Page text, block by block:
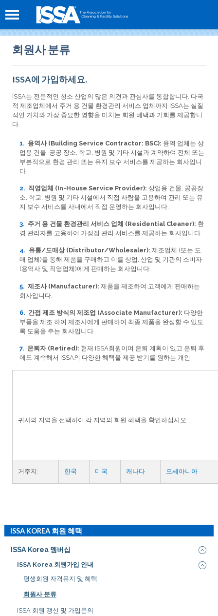
회원사 분류
ISSA에 가입하세요.
ISSA는 전문적인 청소 산업의 많은 의견과 관심사를 통합합니다. 다국
적 제조업체에서 주거 용 건물 환경관리 서비스 업체까지 ISSA는 실질
적인 가치와 가장 중요한 영향을 미치는 회원 혜택과 기회를 제공합니
다.
용역사 (Building Service Contractor: BSC): 용역 업체는 상
업용 건물, 공공 장소, 학교, 병원 및 기타 시설과 계약하여 전체 또는
부분적으로 환경 관리 또는 유지 보수 서비스를 제공하는 회사입니
다.
직영업체 (In-House Service Provider):상업용 건물, 공공장
소, 학교, 병원 및 기타 시설에서 직접 사람을 고용하여 관리 또는 유
지 보수 서비스를 사내에서 직접 운영하는 회사입니다.
주거 용 건물 환경관리서비스 업체 (Residential Cleaner): 환
경 관리자를 고용하여 가정집 관리 서비스를 제공하는 회사입니다.
유통/도매상 (Distributor/Wholesaler):제조업체 (또는 도
매 업체)를 통해 제품을 구매하고 이를 상업, 산업 및 기관의 소비자
(용역사 및 직영업체)에게 판매하는 회사입니다.
제조사 (Manufacturer):제품을 제조하여 고객에게 판매하는
회사입니다.
간접 제조 방식의 제조업 (Associate Manufacturer): 다양한
부품을 제조 하여 제조사에게 판매하여 최종 제품을 완성할 수 있도
록 도움을 주는 회사입니다.
은퇴자 (Retired): 현재 ISSA회원이며 은퇴 계획이 있고 은퇴 후
에도 계속해서 ISSA의 다양한 혜택을 제공 받기를 원하는 개인.
귀사의 지역을 선택하여 각 지역의 회원 혜택을 확인하십시오.
거주지: 한국 미국 캐나다 오세아니아
ISSA KOREA 회원 혜택
ISSA Korea 멤버십
ISSA Korea 회원가입 안내
평생회원 자격유지 및 혜택
회원사 분류
ISSA 회원 갱신 및 가입문의